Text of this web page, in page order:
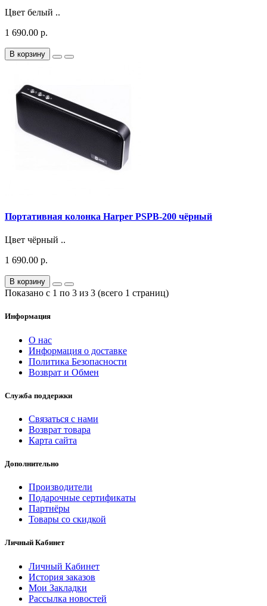
Цвет белый ..
1 690.00 р.
В корзину
Портативная колонка Harper PSPB-200 чёрный
Цвет чёрный ..
1 690.00 р.
В корзину
Показано с 1 по 3 из 3 (всего 1 страниц)
Информация
О нас
Информация о доставке
Политика Безопасности
Возврат и Обмен
Служба поддержки
Связаться с нами
Возврат товара
Карта сайта
Дополнительно
Производители
Подарочные сертификаты
Партнёры
Товары со скидкой
Личный Кабинет
Личный Кабинет
История заказов
Мои Закладки
Рассылка новостей